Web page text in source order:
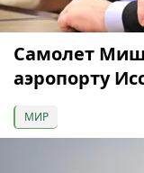
Самолет
аэропорту
МИР